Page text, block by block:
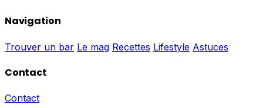
Navigation
Trouver un bar Le mag Recettes Lifestyle Astuces
Contact
Contact